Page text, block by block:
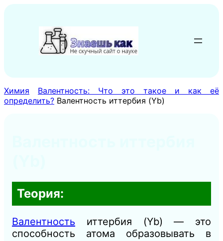
содержимому
Химия
Валентность: Что это такое и как её
определить? Валентность иттербия (Yb)
Теория:
Валентность иттербия (Yb) — это
способность атома образовывать в